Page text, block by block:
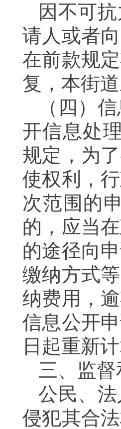
因不可
请人或者
在前款规
复，本街
（四）
开信息处
规定，为
使权利，
次范围的
的，应当
的途径向
缴纳方式
纳费用，
信息公开
日起重新计
三、监
公民、
侵犯其合